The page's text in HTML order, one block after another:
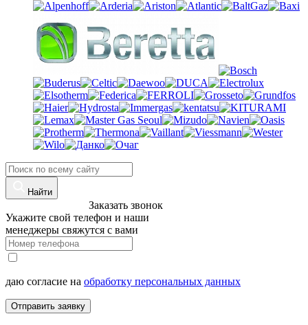
Найти
Заказать звонок
Укажите свой телефон и наши
менеджеры свяжутся с вами
даю согласие на обработку персональных данных
Отправить заявку